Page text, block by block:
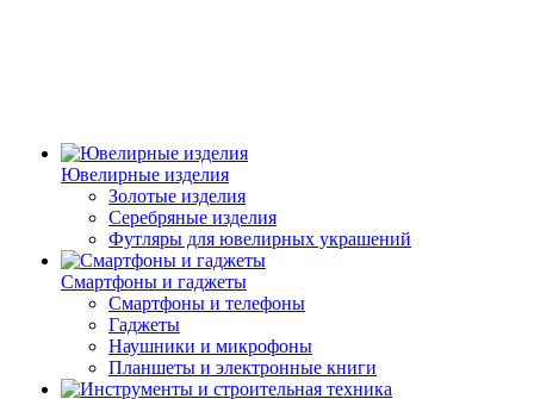
Ювелирные изделия
Золотые изделия
Серебряные изделия
Футляры для ювелирных украшений
Смартфоны и гаджеты
Смартфоны и телефоны
Гаджеты
Наушники и микрофоны
Планшеты и электронные книги